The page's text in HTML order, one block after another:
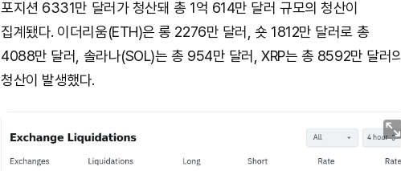
포지션 6331만 달러가 청산돼 총 1억 614만 달러 규모의 청산이
집계됐다. 이더리움(ETH)은 롱 2276만 달러, 숏 1812만 달러로 총
4088만 달러, 솔라나(SOL)는 총 954만 달러, XRP는 총 8592만 달러의
청산이 발생했다.